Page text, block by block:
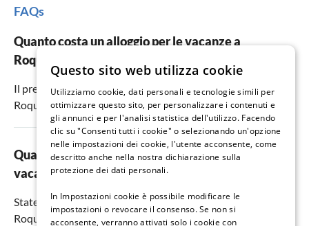
FAQs
Quanto costa un alloggio per le vacanze a
Roquebrune-sur-Argens?
Il prezzo medio per case e appartamenti per le vacanze a
Roquebrune-sur-Argens è di216€ a notte.
Quali sono i migliori appartamenti e case per le
vacanze a Roquebrune-sur-Argens?
State cercando i migliori appartamenti e case vacanza a
Roquebrune-sur-Argens? Allora dovreste dare un'occhiata
Questo sito web utilizza cookie
Utilizziamo cookie, dati personali e tecnologie simili per
ottimizzare questo sito, per personalizzare i contenuti e
gli annunci e per l'analisi statistica dell'utilizzo. Facendo
clic su "Consenti tutti i cookie" o selezionando un'opzione
nelle impostazioni dei cookie, l'utente acconsente, come
descritto anche nella nostra dichiarazione sulla
protezione dei dati personali.
In Impostazioni cookie è possibile modificare le
impostazioni o revocare il consenso. Se non si
acconsente, verranno attivati solo i cookie con